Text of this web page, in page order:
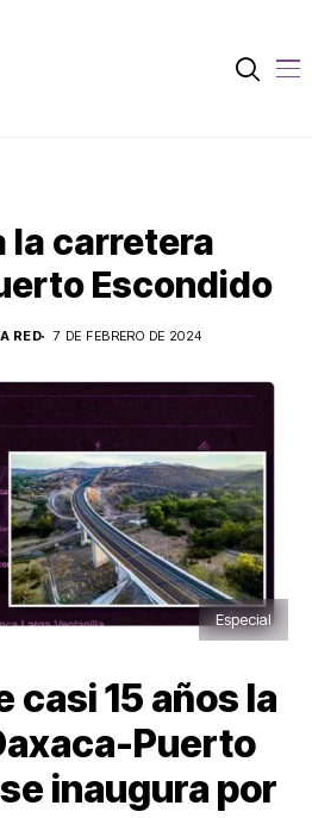
la carretera
Escondido
RED
7 DE FEBRERO DE 2024
Especial
casi 15 años la
Puerto
inaugura por